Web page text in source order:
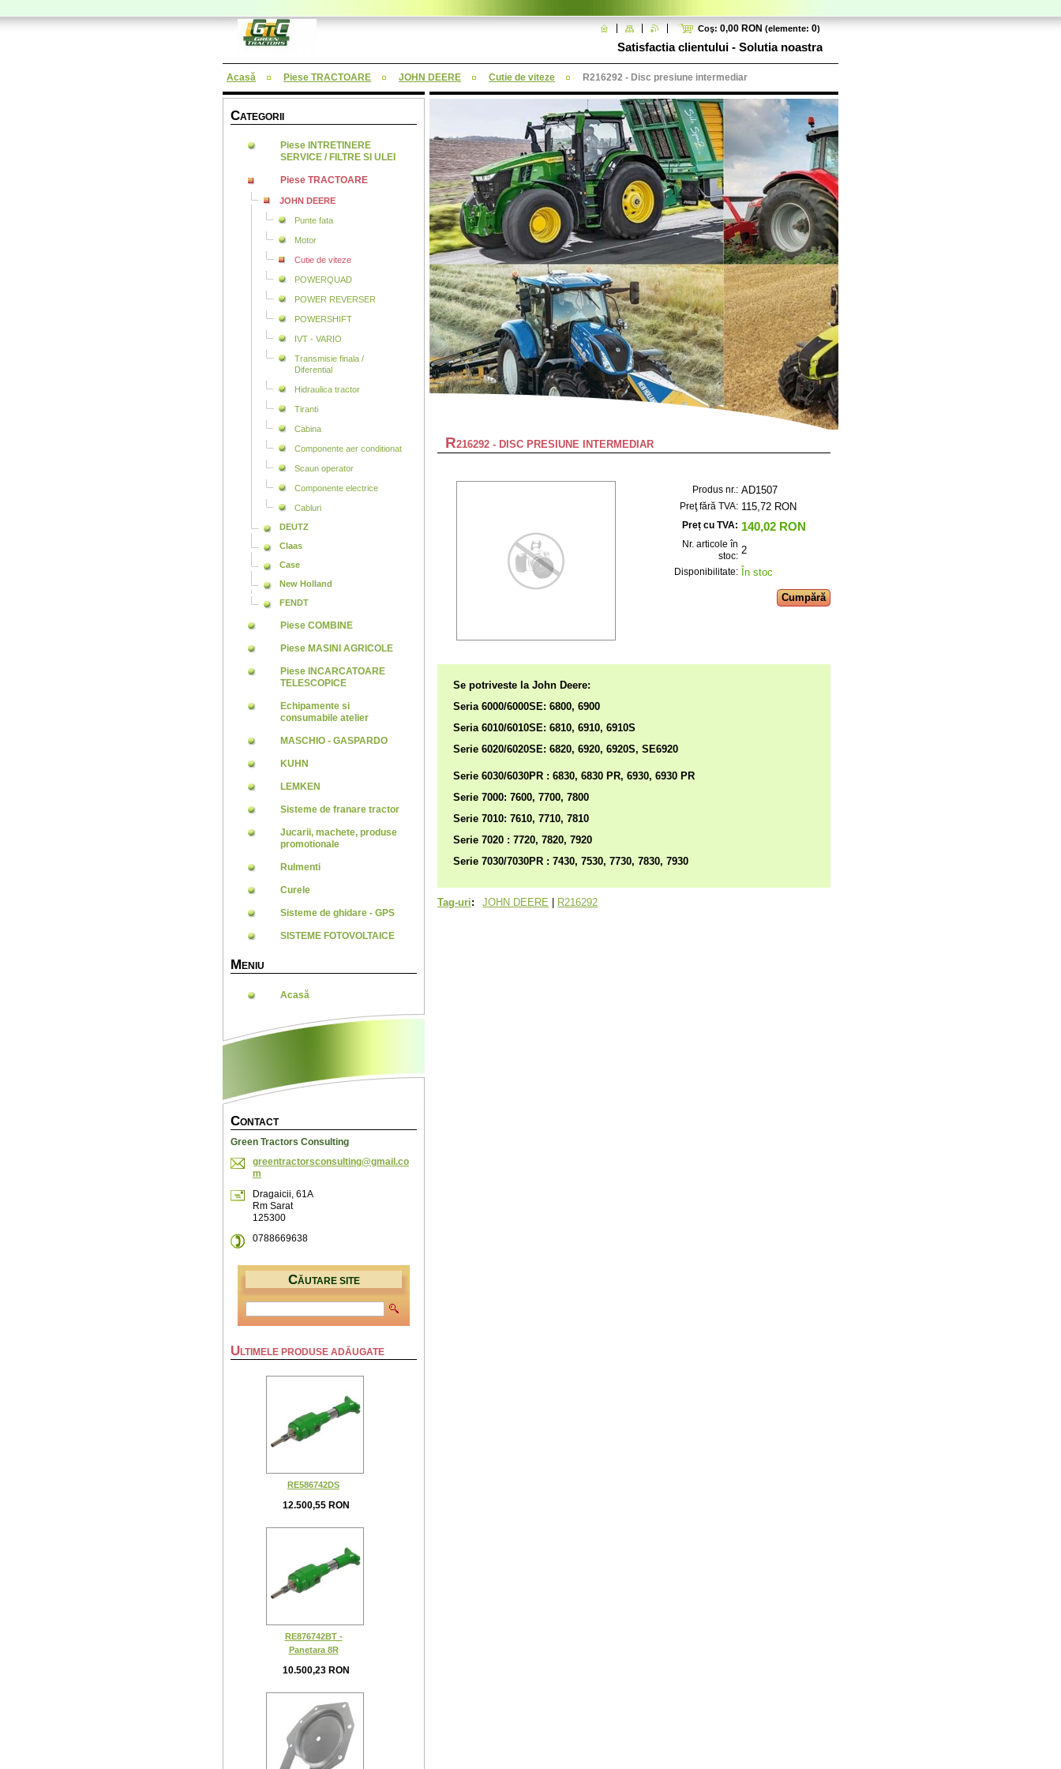
Coş: 0,00 RON (elemente: 0)
Satisfactia clientului - Solutia noastra
Acasă Piese TRACTOARE JOHN DEERE Cutie de viteze R216292 - Disc presiune intermediar
R216292 - DISC PRESIUNE INTERMEDIAR
Produs nr.: AD1507
Preţ fără TVA: 115,72 RON
Preț cu TVA: 140,02 RON
Nr. articole în
stoc: 2
Disponibilitate: În stoc
Se potriveste la John Deere:
Seria 6000/6000SE: 6800, 6900
Seria 6010/6010SE: 6810, 6910, 6910S
Serie 6020/6020SE: 6820, 6920, 6920S, SE6920
Serie 6030/6030PR : 6830, 6830 PR, 6930, 6930 PR
Serie 7000: 7600, 7700, 7800
Serie 7010: 7610, 7710, 7810
Serie 7020 : 7720, 7820, 7920
Serie 7030/7030PR : 7430, 7530, 7730, 7830, 7930
Tag-uri: JOHN DEERE | R216292
CATEGORII
Piese INTRETINERE
SERVICE / FILTRE SI ULEI
Piese TRACTOARE
JOHN DEERE
Punte fata
Motor
Cutie de viteze
POWERQUAD
POWER REVERSER
POWERSHIFT
IVT - VARIO
Transmisie finala /
Diferential
Hidraulica tractor
Tiranti
Cabina
Componente aer conditionat
Scaun operator
Componente electrice
Cabluri
DEUTZ
Claas
Case
New Holland
FENDT
Piese COMBINE
Piese MASINI AGRICOLE
Piese INCARCATOARE
TELESCOPICE
Echipamente si
consumabile atelier
MASCHIO - GASPARDO
KUHN
LEMKEN
Sisteme de franare tractor
Jucarii, machete, produse
promotionale
Rulmenti
Curele
Sisteme de ghidare - GPS
SISTEME FOTOVOLTAICE
M ENIU
Acasă
CONTACT
Green Tractors Consulting
greentractorsconsulting@gmail.co
m
Dragaicii, 61A
Rm Sarat
125300
0788669638
CĂUTARE SITE
ULTIMELE PRODUSE ADĂUGATE
RE586742DS
12.500,55 RON
RE876742BT -
Panetara 8R
10.500,23 RON